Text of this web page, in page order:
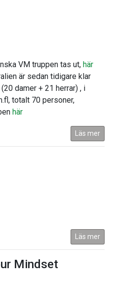
VM truppen tas ut, här
är sedan tidigare klar
damer + 21 herrar) , i
totalt 70 personer,
här
Läs mer
Läs mer
Mindset